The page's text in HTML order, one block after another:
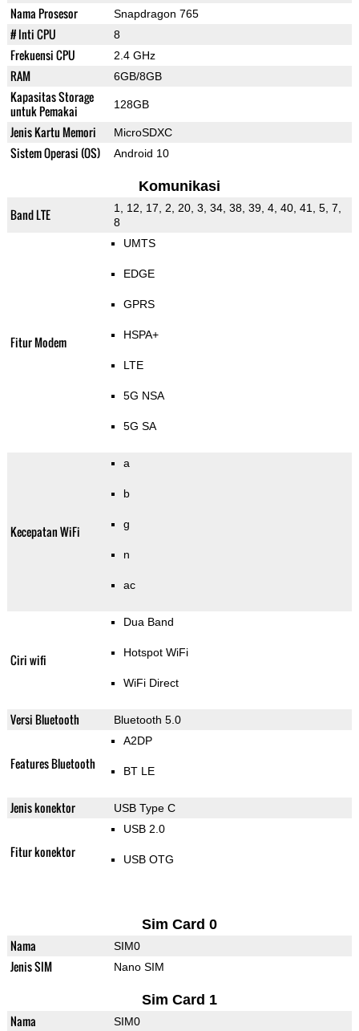
Nama Prosesor
Snapdragon 765
# Inti CPU 8
Frekuensi CPU 2.4 GHz
RAM 6GB/8GB
Kapasitas Storage
untuk Pemakai
128GB
Jenis Kartu Memori MicroSDXC
Sistem Operasi (OS) Android 10
Komunikasi
Band LTE
1, 12, 17, 2, 20, 3, 34, 38, 39, 4, 40, 41, 5, 7,
8
Fitur Modem
UMTS
EDGE
GPRS
HSPA+
LTE
5G NSA
5G SA
Kecepatan WiFi
a
b
g
n
ac
Ciri wifi
Dua Band
Hotspot WiFi
WiFi Direct
Versi Bluetooth Bluetooth 5.0
Features Bluetooth
A2DP
BT LE
Jenis konektor USB Type C
Fitur konektor
USB 2.0
USB OTG
Sim Card 0
Nama SIM0
Jenis SIM Nano SIM
Sim Card 1
Nama SIM0